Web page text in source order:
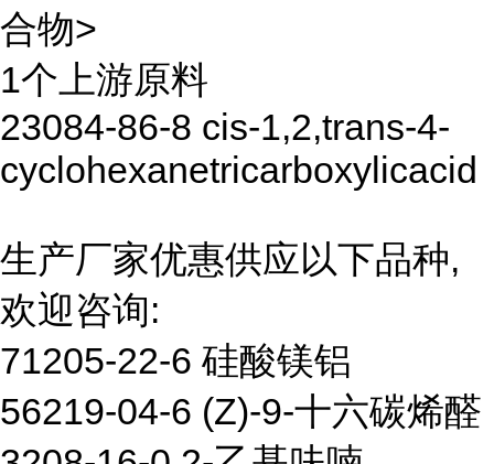
合物>
1个上游原料
23084-86-8 cis-1,2,trans-4-
cyclohexanetricarboxylicacid
生产厂家优惠供应以下品种,
欢迎咨询:
71205-22-6 硅酸镁铝
56219-04-6 (Z)-9-十六碳烯醛